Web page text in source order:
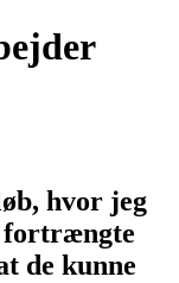
hvor jeg
fortrængte
de kunne